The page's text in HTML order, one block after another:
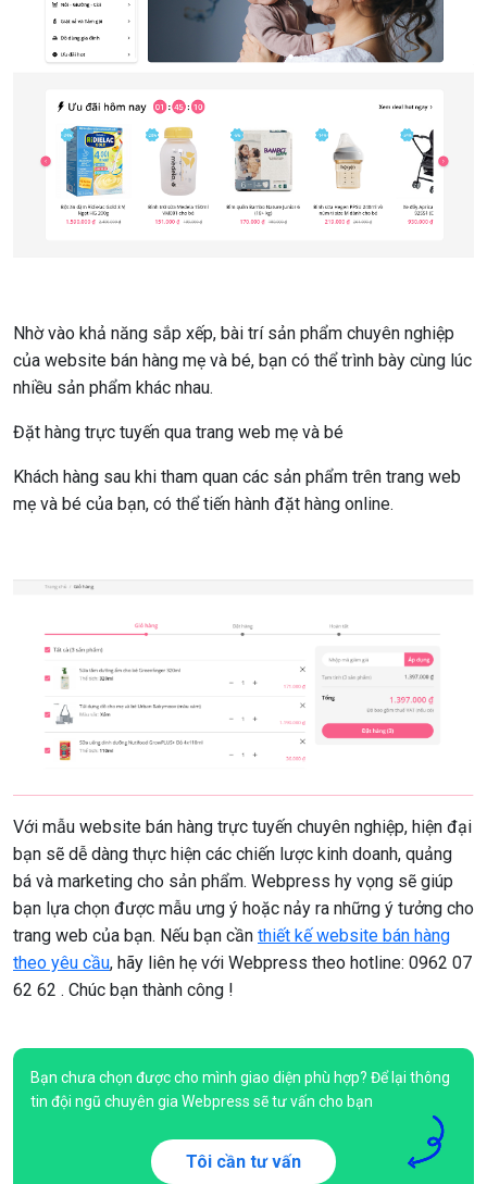
Nhờ vào khả năng sắp xếp, bài trí sản phẩm chuyên nghiệp
của website bán hàng mẹ và bé, bạn có thể trình bày cùng lúc
nhiều sản phẩm khác nhau.
Đặt hàng trực tuyến qua trang web mẹ và bé
Khách hàng sau khi tham quan các sản phẩm trên trang web
mẹ và bé của bạn, có thể tiến hành đặt hàng online.
Với mẫu website bán hàng trực tuyến chuyên nghiệp, hiện đại
bạn sẽ dễ dàng thực hiện các chiến lược kinh doanh, quảng
bá và marketing cho sản phẩm. Webpress hy vọng sẽ giúp
bạn lựa chọn được mẫu ưng ý hoặc nảy ra những ý tưởng cho
trang web của bạn. Nếu bạn cần thiết kế website bán hàng
theo yêu cầu, hãy liên hẹ với Webpress theo hotline: 0962 07
62 62 . Chúc bạn thành công !
Bạn chưa chọn được cho mình giao diện phù hợp? Để lại thông
tin đội ngũ chuyên gia Webpress sẽ tư vấn cho bạn
Tôi cần tư vấn